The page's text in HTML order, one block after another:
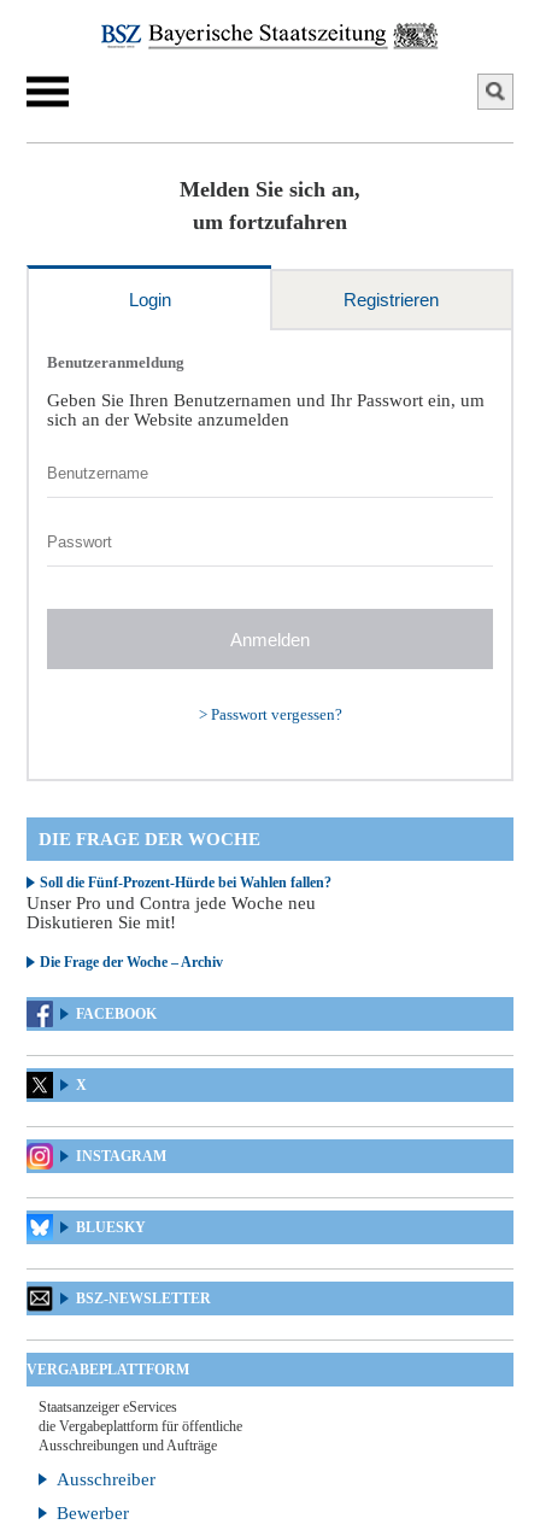
Melden Sie sich an,
um fortzufahren
Login Registrieren
Benutzeranmeldung
Geben Sie Ihren Benutzernamen und Ihr Passwort ein, um
sich an der Website anzumelden
> Passwort vergessen?
DIE FRAGE DER WOCHE
Soll die Fünf-Prozent-Hürde bei Wahlen fallen?
Unser Pro und Contra jede Woche neu
Diskutieren Sie mit!
Die Frage der Woche – Archiv
FACEBOOK
X
INSTAGRAM
BLUESKY
BSZ-NEWSLETTER
VERGABEPLATTFORM
Staatsanzeiger eServices
die Vergabeplattform für öffentliche
Ausschreibungen und Aufträge
Ausschreiber
Bewerber